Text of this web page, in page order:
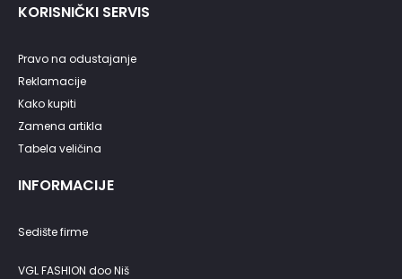
KORISNIČKI SERVIS
Pravo na odustajanje
Reklamacije
Kako kupiti
Zamena artikla
Tabela veličina
INFORMACIJE
Sedište firme
VGL FASHION doo Niš